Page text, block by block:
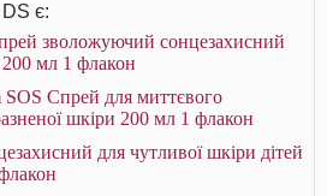
DS є:
зволожуючий сонцезахисний
200 мл 1 флакон
Спрей для миттєвого
шкіри 200 мл 1 флакон
для чутливої шкіри дітей